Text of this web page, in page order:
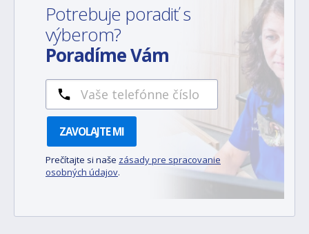
Potrebuje poradiť s
výberom?
Poradíme Vám
ZAVOLAJTE MI
Prečítajte si naše zásady pre spracovanie
osobných údajov.